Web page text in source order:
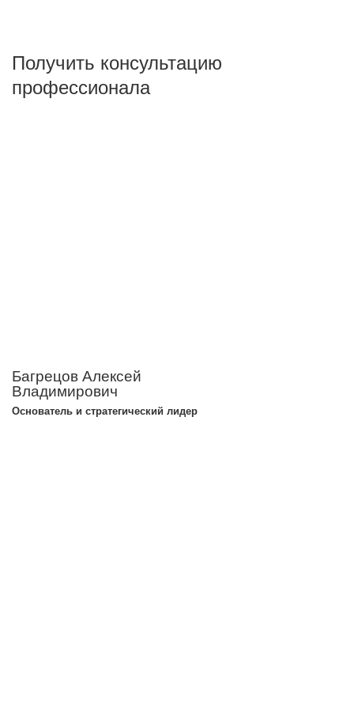
Получить консультацию
профессионала
Багрецов Алексей
Владимирович
Основатель и стратегический лидер